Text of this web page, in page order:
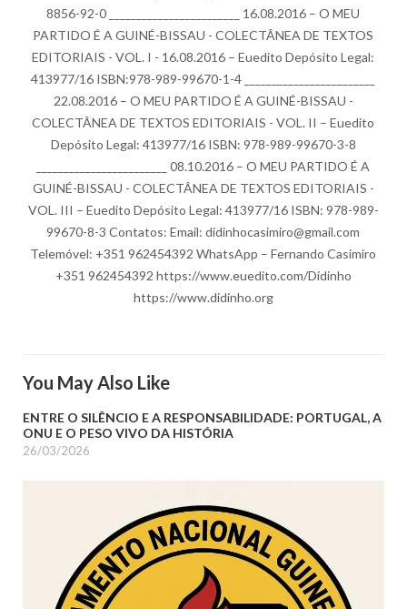
8856-92-0 ________________________ 16.08.2016 – O MEU
PARTIDO É A GUINÉ-BISSAU - COLECTÂNEA DE TEXTOS
EDITORIAIS - VOL. I - 16.08.2016 – Euedito Depósito Legal:
413977/16 ISBN:978-989-99670-1-4 ________________________
22.08.2016 – O MEU PARTIDO É A GUINÉ-BISSAU -
COLECTÂNEA DE TEXTOS EDITORIAIS - VOL. II – Euedito
Depósito Legal: 413977/16 ISBN: 978-989-99670-3-8
________________________ 08.10.2016 – O MEU PARTIDO É A
GUINÉ-BISSAU - COLECTÂNEA DE TEXTOS EDITORIAIS -
VOL. III – Euedito Depósito Legal: 413977/16 ISBN: 978-989-
99670-8-3 Contatos: Email: didinhocasimiro@gmail.com
Telemóvel: +351 962454392 WhatsApp – Fernando Casimiro
+351 962454392 https://www.euedito.com/Didinho
https://www.didinho.org
You May Also Like
ENTRE O SILÊNCIO E A RESPONSABILIDADE: PORTUGAL, A
ONU E O PESO VIVO DA HISTÓRIA
26/03/2026